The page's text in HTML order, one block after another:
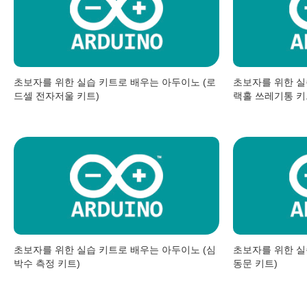
초보자를 위한 실습 키트로 배우는 아두이노 (로
드셀 전자저울 키트)
초보자를 위한
랙홀 쓰레기통
초보자를 위한 실습 키트로 배우는 아두이노 (심
박수 측정 키트)
초보자를 위한
동문 키트)